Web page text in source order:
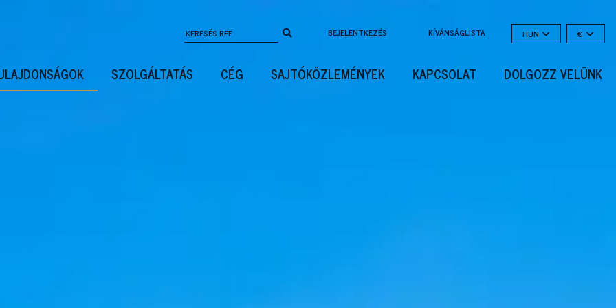
BEJELENTKEZÉS KÍVÁNSÁGLISTA HUN €
SZOLGÁLTATÁS CÉG SAJTÓKÖZLEMÉNYEK KAPCSOLAT DOLGOZZ VELÜNK